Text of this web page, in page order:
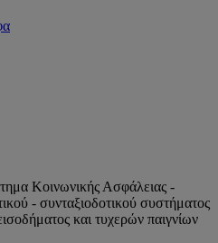
Κοινωνικής Ασφάλειας -
- συνταξιοδοτικού συστήματος
και τυχερών παιγνίων